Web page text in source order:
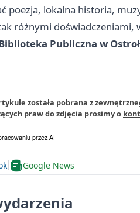
poezja, lokalna historia,
różnymi
Publiczna w
została pobrana z
praw do zdjęcia prosimy o
Google News